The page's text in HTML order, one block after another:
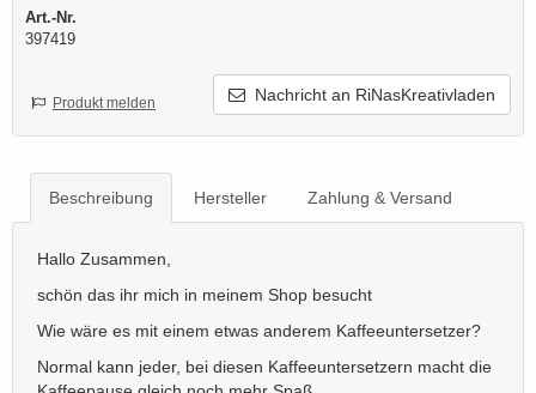
Art.-Nr.
397419
Nachricht an RiNasKreativladen
Produkt melden
Beschreibung Hersteller Zahlung & Versand
Hallo Zusammen,
schön das ihr mich in meinem Shop besucht
Wie wäre es mit einem etwas anderem Kaffeeuntersetzer?
Normal kann jeder, bei diesen Kaffeeuntersetzern macht die